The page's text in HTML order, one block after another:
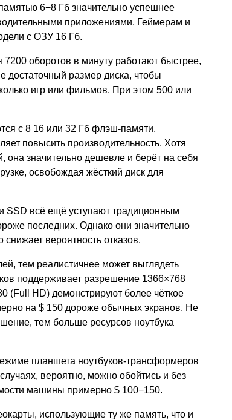
6−8 Гб значительно успешнее
приложениями. Геймерам и
с ОЗУ 16 Гб.
7200 оборотов в минуту работают быстрее,
размер диска, чтобы
игр или фильмов. При этом 500 или
с 8 16 или 32 Гб флэш-памяти,
повысить производительность. Хотя
значительно дешевле и берёт на себя
освобождая жёсткий диск для
SSD всё ещё уступают традиционным
последних. Однако они значительно
вероятность отказов.
тем реалистичнее может выглядеть
поддерживает разрешение 1366×768
(Full HD) демонстрируют более чёткое
на $ 150 дороже обычных экранов. Не
тем больше ресурсов ноутбука
планшета ноутбуков-трансформеров
вероятно, можно обойтись и без
машины примерно $ 100−150.
использующие ту же память, что и